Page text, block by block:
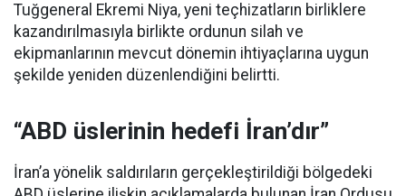
Tuğgeneral Ekremi Niya, yeni teçhizatların birliklere
kazandırılmasıyla birlikte ordunun silah ve
ekipmanlarının mevcut dönemin ihtiyaçlarına uygun
şekilde yeniden düzenlendiğini belirtti.
“ABD üslerinin hedefi İran’dır”
İran’a yönelik saldırıların gerçekleştirildiği bölgedeki